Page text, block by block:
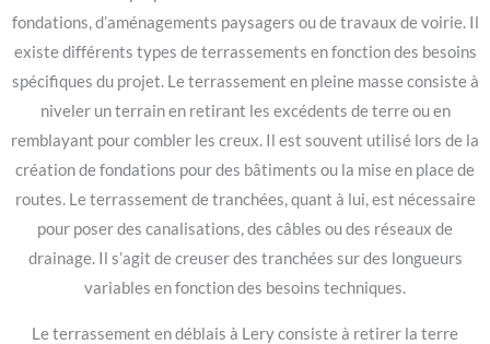
fondations, d’aménagements paysagers ou de travaux de voirie. Il
existe différents types de terrassements en fonction des besoins
spécifiques du projet. Le terrassement en pleine masse consiste à
niveler un terrain en retirant les excédents de terre ou en
remblayant pour combler les creux. Il est souvent utilisé lors de la
création de fondations pour des bâtiments ou la mise en place de
routes. Le terrassement de tranchées, quant à lui, est nécessaire
pour poser des canalisations, des câbles ou des réseaux de
drainage. Il s’agit de creuser des tranchées sur des longueurs
variables en fonction des besoins techniques.
Le terrassement en déblais à Lery consiste à retirer la terre